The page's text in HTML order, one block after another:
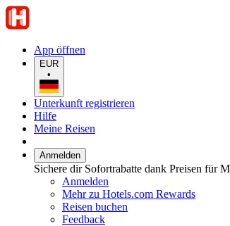
App öffnen
EUR
•
Unterkunft registrieren
Hilfe
Meine Reisen
Anmelden
Sichere dir Sofortrabatte dank Preisen für
Anmelden
Mehr zu Hotels.com Rewards
Reisen buchen
Feedback